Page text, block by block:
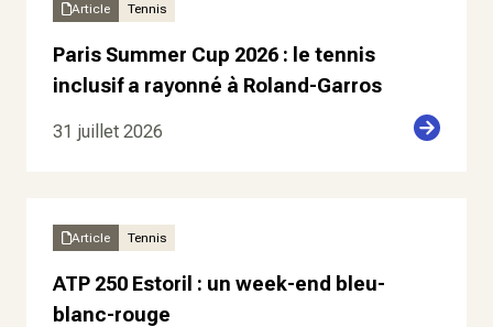
Article Tennis
Paris Summer Cup 2026 : le tennis
inclusif a rayonné à Roland-Garros
31 juillet 2026
Article Tennis
ATP 250 Estoril : un week-end bleu-
blanc-rouge